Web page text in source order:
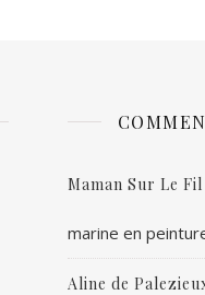
Maman Sur Le Fil
marine en
Aline de